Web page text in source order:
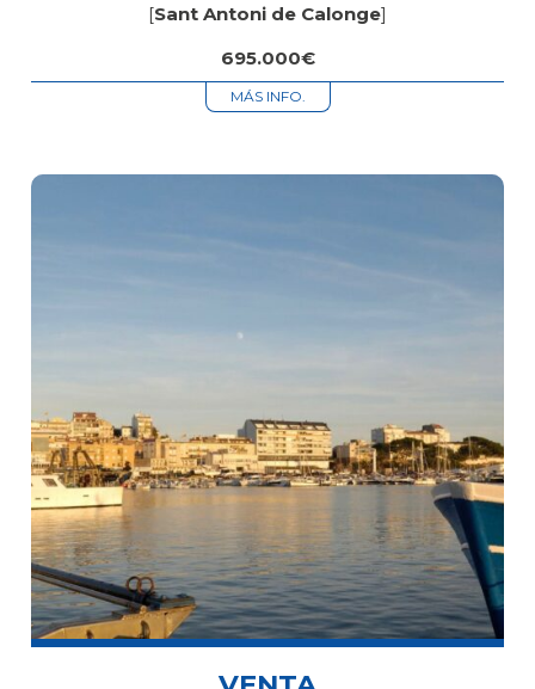
piso: Ubicación: Situado en...
[Sant Antoni de Calonge]
695.000€
MÁS INFO.